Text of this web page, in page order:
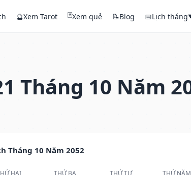
🔮Xem Tarot 🃏Xem quẻ 📝Blog 📅Lịch tháng
Tháng 10 Năm
Tháng 10 Năm 2052
HAI THỨ BA THỨ TƯ THỨ NĂM